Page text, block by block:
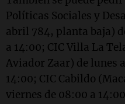
Políticas Sociales y
abril 784, planta baja)
a 14:00; CIC Villa La
Aviador Zaar) de lunes
14:00; CIC Cabildo
viernes de 08:00 a